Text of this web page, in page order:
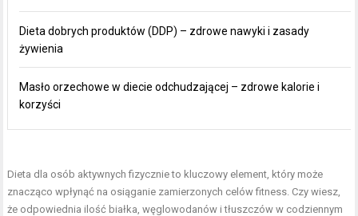
Dieta dobrych produktów (DDP) – zdrowe nawyki i zasady
żywienia
Masło orzechowe w diecie odchudzającej – zdrowe kalorie i
korzyści
Dieta dla osób aktywnych fizycznie to kluczowy element, który może
znacząco wpłynąć na osiąganie zamierzonych celów fitness. Czy wiesz,
że odpowiednia ilość białka, węglowodanów i tłuszczów w codziennym